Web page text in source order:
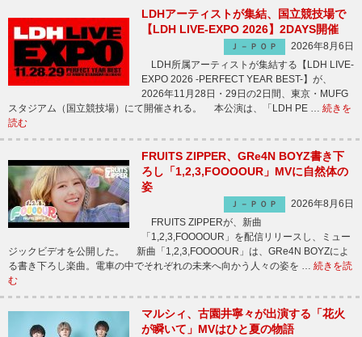
LDHアーティストが集結、国立競技場で
【LDH LIVE-EXPO 2026】2DAYS開催
Ｊ－ＰＯＰ
2026年8月6日
LDH所属アーティストが集結する【LDH LIVE-
EXPO 2026 -PERFECT YEAR BEST-】が、
2026年11月28日・29日の2日間、東京・MUFG
スタジアム（国立競技場）にて開催される。 本公演は、「LDH PE … 続きを
読む
FRUITS ZIPPER、GRe4N BOYZ書き下
ろし「1,2,3,FOOOOUR」MVに自然体の
姿
Ｊ－ＰＯＰ
2026年8月6日
FRUITS ZIPPERが、新曲
「1,2,3,FOOOOUR」を配信リリースし、ミュー
ジックビデオを公開した。 新曲「1,2,3,FOOOOUR」は、GRe4N BOYZによ
る書き下ろし楽曲。電車の中でそれぞれの未来へ向かう人々の姿を … 続きを読
む
マルシィ、古園井寧々が出演する「花火
が瞬いて」MVはひと夏の物語